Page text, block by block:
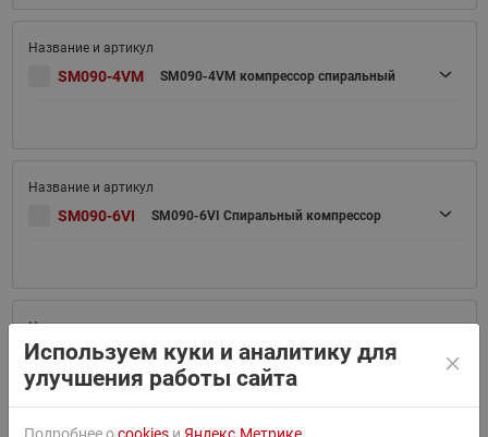
SM090-4VM SM090-4VM компрессор спиральный
SM090-6VI SM090-6VI Спиральный компрессор
SM090-6VM SM090-6VM Спиральный компрессор
Используем куки и аналитику для
улучшения работы сайта
Подробнее оcookies и Яндекс.Метрике.